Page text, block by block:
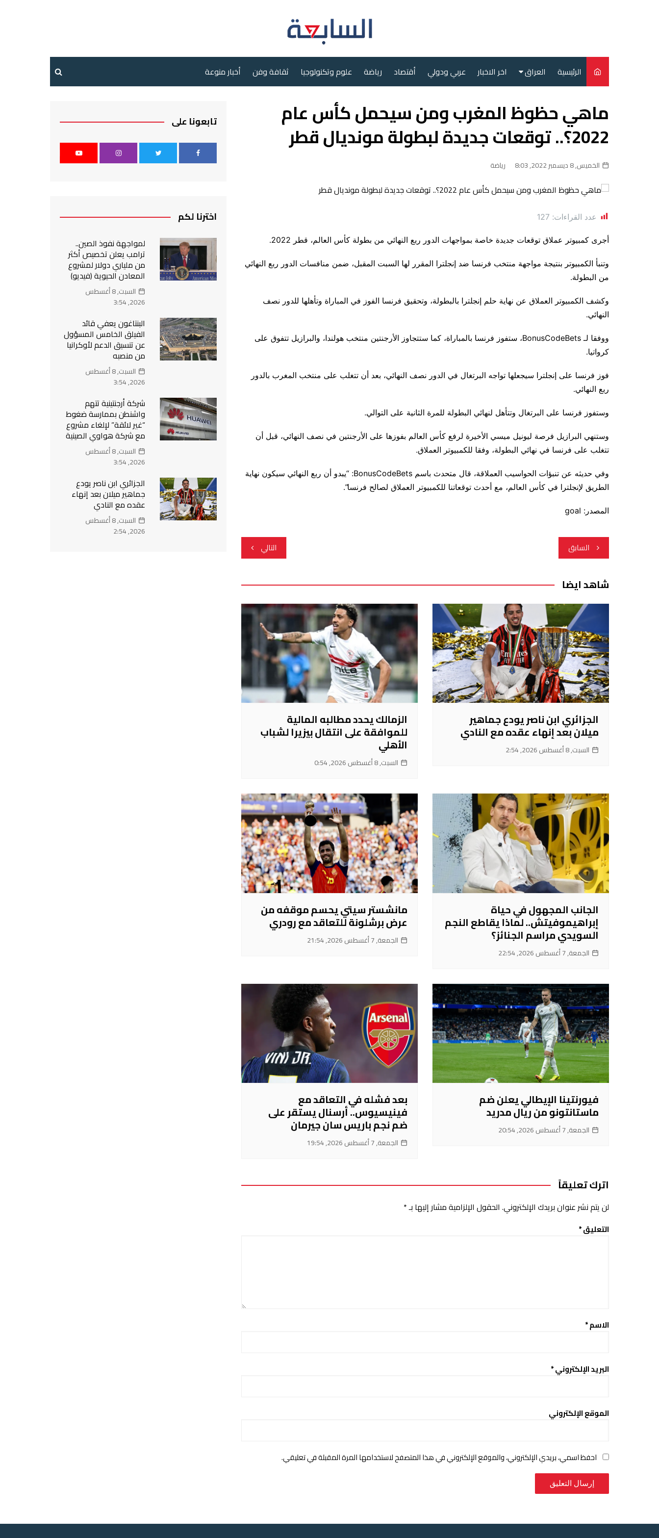
الرئيسية العراق
سياسة
محليات
اخر الاخبار عربي ودولي أقتصاد رياضة علوم وتكنولوجيا ثقافة وفن أخبار منوعة
ماهي حظوظ المغرب ومن سيحمل كأس عام
2022؟.. توقعات جديدة لبطولة مونديال قطر
الخميس, 8 ديسمبر 2022, 8:03 رياضة
عدد القراءات: 127
أجرى كمبيوتر عملاق توقعات جديدة خاصة بمواجهات الدور ربع النهائي من بطولة كأس العالم، قطر 2022.
وتنبأ الكمبيوتر بنتيجة مواجهة منتخب فرنسا ضد إنجلترا المقرر لها السبت المقبل، ضمن منافسات الدور ربع النهائي
من البطولة.
وكشف الكمبيوتر العملاق عن نهاية حلم إنجلترا بالبطولة، وتحقيق فرنسا الفوز في المباراة وتأهلها للدور نصف
النهائي.
ووفقا لـ BonusCodeBets، ستفوز فرنسا بالمباراة، كما ستتجاوز الأرجنتين منتخب هولندا، والبرازيل تتفوق على
كرواتيا.
فوز فرنسا على إنجلترا سيجعلها تواجه البرتغال في الدور نصف النهائي، بعد أن تتغلب على منتخب المغرب بالدور
ربع النهائي.
وستفوز فرنسا على البرتغال وتتأهل لنهائي البطولة للمرة الثانية على التوالي.
وستنهي البرازيل فرصة ليونيل ميسي الأخيرة لرفع كأس العالم بفوزها على الأرجنتين في نصف النهائي، قبل أن
تتغلب على فرنسا في نهائي البطولة، وفقا للكمبيوتر العملاق.
وفي حديثه عن تنبؤات الحواسيب العملاقة، قال متحدث باسم BonusCodeBets: “يبدو أن ربع النهائي سيكون نهاية
الطريق لإنجلترا في كأس العالم، مع أحدث توقعاتنا للكمبيوتر العملاق لصالح فرنسا”.
المصدر: goal
تصفّح
المقالات
السابق التالي
شاهد ايضا
الجزائري ابن ناصر يودع جماهير
ميلان بعد إنهاء عقده مع النادي
السبت, 8 أغسطس 2026, 2:54
الزمالك يحدد مطالبه المالية
للموافقة على انتقال بيزيرا لشباب
الأهلي
السبت, 8 أغسطس 2026, 0:54
الجانب المجهول في حياة
إبراهيموفيتش.. لماذا يقاطع النجم
السويدي مراسم الجنائز؟
الجمعة, 7 أغسطس 2026, 22:54
مانشستر سيتي يحسم موقفه من
عرض برشلونة للتعاقد مع رودري
الجمعة, 7 أغسطس 2026, 21:54
فيورنتينا الإيطالي يعلن ضم
ماستانتونو من ريال مدريد
الجمعة, 7 أغسطس 2026, 20:54
بعد فشله في التعاقد مع
فينيسيوس.. أرسنال يستقر على
ضم نجم باريس سان جيرمان
الجمعة, 7 أغسطس 2026, 19:54
اترك تعليقاً
لن يتم نشر عنوان بريدك الإلكتروني. الحقول الإلزامية مشار إليها بـ*
التعليق*
الاسم*
البريد الإلكتروني*
الموقع الإلكتروني
احفظ اسمي، بريدي الإلكتروني، والموقع الإلكتروني في هذا المتصفح لاستخدامها المرة المقبلة في تعليقي.
تابعونا على
اخترنا لكم
لمواجهة نفوذ الصين..
ترامب يعلن تخصيص أكثر
من ملياري دولار لمشروع
المعادن الحيوية (فيديو)
السبت, 8 أغسطس
2026, 3:54
البنتاغون يعفي قائد
الفيلق الخامس المسؤول
عن تنسيق الدعم لأوكرانيا
من منصبه
السبت, 8 أغسطس
2026, 3:54
شركة أرجنتينية تتهم
واشنطن بممارسة ضغوط
“غير لائقة” لإلغاء مشروع
مع شركة هواوي الصينية
السبت, 8 أغسطس
2026, 3:54
الجزائري ابن ناصر يودع
جماهير ميلان بعد إنهاء
عقده مع النادي
السبت, 8 أغسطس
2026, 2:54